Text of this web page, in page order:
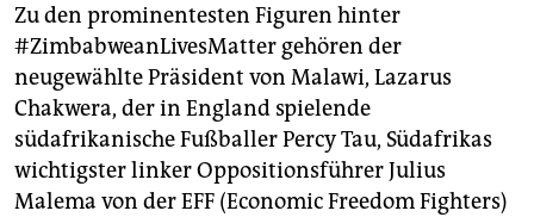
Zu den prominentesten Figuren hinter
#ZimbabweanLivesMatter gehören der
neugewählte Präsident von Malawi, Lazarus
Chakwera, der in England spielende
südafrikanische Fußballer Percy Tau, Südafrikas
wichtigster linker Oppositionsführer Julius
Malema von der EFF (Economic Freedom Fighters)